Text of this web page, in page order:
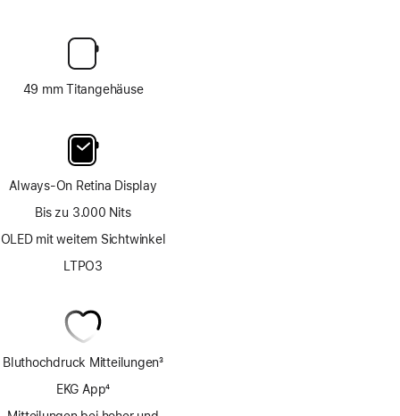
49 mm Titangehäuse
Always-On Retina Display
Bis zu 3.000 Nits
OLED mit weitem Sichtwinkel
LTPO3
Bluthochdruck Mitteilungen3
EKG App
Fußnote
4